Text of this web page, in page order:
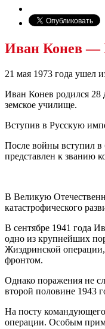
Иван Конев —
21 мая 1973 года ушел
Иван Конев родился 28
земское училище.
Вступив в Русскую
После войны вступил
представлен к званию
В Великую
катастрофического
В сентябре 1941 года
одно из крупнейших
Жиздринской
фронтом.
Однако поражения не
второй половине 1943
На посту
операции. Особым